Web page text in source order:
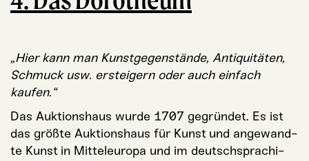
„Hier kann man Kunst­ge­gen­stän­de, Anti­qui­tä­ten,
Schmuck usw. erstei­gern oder auch ein­fach
kaufen.“
Das Auk­ti­ons­haus wur­de 1707 gegrün­det. Es ist
das größ­te Auk­ti­ons­haus für Kunst und ange­wand­
te Kunst in Mit­tel­eu­ro­pa und im deutsch­spra­chi­